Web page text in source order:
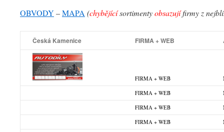
OBVODY –MAPA (chybějícísortimentyobsazujífirmy z
Česká Kamenice FIRMA + WEB
FIRMA + WEB
FIRMA + WEB
FIRMA + WEB
FIRMA + WEB